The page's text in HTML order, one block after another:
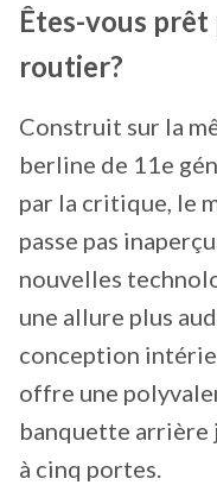
Êtes-vous
routier?
Construit sur la
berline de 11e
par la critique, le
passe pas
nouvelles
une allure plus
conception
offre une
banquette arrière
à cinq portes.